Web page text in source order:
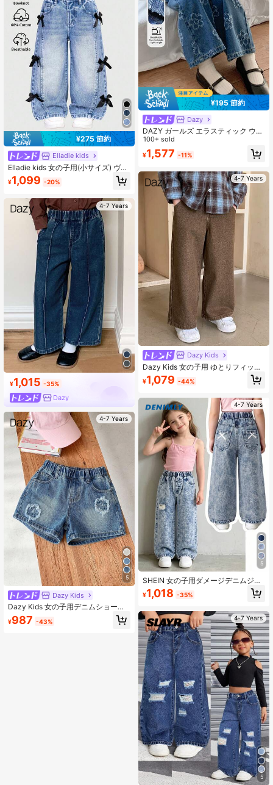
¥275 節約
Elladie kids
Elladie kids 女の子用(小サイズ) ヴィ
ンテージ風 ファッション パーソナラ
イズ フロントパネル スプリット ブ
3Dリボウ付き、オールシーズン使え
るカジュアルブルーパンツ
¥1,099 -20%
4-7 Years
¥1,015 -35%
Dazy
4-7 Years
5
Dazy Kids
Dazy Kids 女の子用デニムショーツ
夏
¥987 -43%
¥195 節約
Dazy
DAZY ガールズ エラスティック ウエ
スト フローラル プリント カジュア
ル 汎用性の高い ワイドレッグ ジー
ンズ 春服
100+ sold
¥1,577 -11%
4-7 Years
Dazy Kids
Dazy Kids 女の子用 ゆとりフィット
デニムジーンズ
¥1,079 -44%
4-7 Years
5
SHEIN 女の子用ダメージデニムジー
ンズ、春夏秋冬、新作、ファッショ
ナブルなカジュアルスタイル、ミデ
ュ、ウエストゴム、バタフライアッ
プリケポケットデコレーション、裾
ダメージ&フレイド、ストレートリラ
ックスフィット、柔らかくて快適な
生地、デイリー、バケーション、ミ
ュージックフェス、パーティーなど
様々なシーンで活躍、秋の新作コレ
クション
¥1,018 -35%
4-7 Years
5